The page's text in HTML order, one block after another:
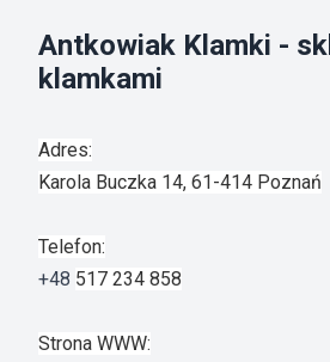
Antkowiak Klamki -
klamkami
Adres:
Karola Buczka 14, 61-414 Poznań
Telefon:
+48 517 234 858
Strona WWW: